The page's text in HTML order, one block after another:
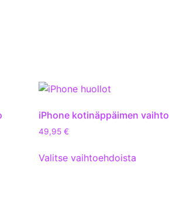
iPhone kotinäppäimen vaihto
49,95€
Valitse vaihtoehdoista